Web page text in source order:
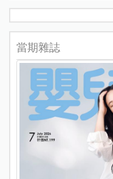
當期雜誌